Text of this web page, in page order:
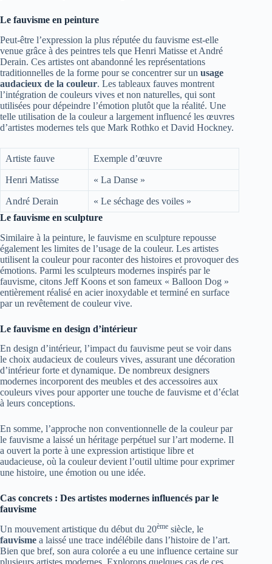
Le fauvisme en peinture
Peut-être l’expression la plus réputée du fauvisme est-elle
venue grâce à des peintres tels que Henri Matisse et André
Derain. Ces artistes ont abandonné les représentations
traditionnelles de la forme pour se concentrer sur un usage
audacieux de la couleur. Les tableaux fauves montrent
l’intégration de couleurs vives et non naturelles, qui sont
utilisées pour dépeindre l’émotion plutôt que la réalité. Une
telle utilisation de la couleur a largement influencé les œuvres
d’artistes modernes tels que Mark Rothko et David Hockney.
Artiste fauve Exemple d’œuvre
Henri Matisse « La Danse »
André Derain
« Le séchage des voiles »
Le fauvisme en sculpture
Similaire à la peinture, le fauvisme en sculpture repousse
également les limites de l’usage de la couleur. Les artistes
utilisent la couleur pour raconter des histoires et provoquer des
émotions. Parmi les sculpteurs modernes inspirés par le
fauvisme, citons Jeff Koons et son fameux « Balloon Dog »
entièrement réalisé en acier inoxydable et terminé en surface
par un revêtement de couleur vive.
Le fauvisme en design d’intérieur
En design d’intérieur, l’impact du fauvisme peut se voir dans
le choix audacieux de couleurs vives, assurant une décoration
d’intérieur forte et dynamique. De nombreux designers
modernes incorporent des meubles et des accessoires aux
couleurs vives pour apporter une touche de fauvisme et d’éclat
à leurs conceptions.
En somme, l’approche non conventionnelle de la couleur par
le fauvisme a laissé un héritage perpétuel sur l’art moderne. Il
a ouvert la porte à une expression artistique libre et
audacieuse, où la couleur devient l’outil ultime pour exprimer
une histoire, une émotion ou une idée.
Cas concrets : Des artistes modernes influencés par le
fauvisme
Un mouvement artistique du début du 20ème siècle, le
fauvisme a laissé une trace indélébile dans l’histoire de l’art.
Bien que bref, son aura colorée a eu une influence certaine sur